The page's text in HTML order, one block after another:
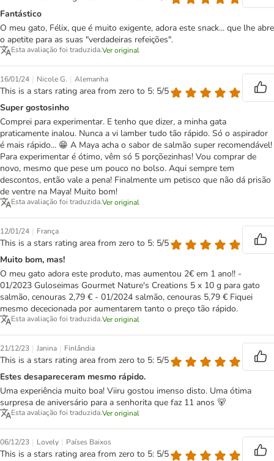
Fantástico
O meu gato, Félix, que é muito exigente, adora este snack... que lhe abre
o apetite para as suas "verdadeiras refeições".
Esta avaliação foi traduzida.Ver original
16/01/24 | Nicole G. | Alemanha
This is a stars rating area from zero to 5: 5/5
Super gostosinho
Comprei para experimentar. E tenho que dizer, a minha gata
praticamente inalou. Nunca a vi lamber tudo tão rápido. Só o aspirador
é mais rápido... 😁 A Maya acha o sabor de salmão super recomendável!
Para experimentar é ótimo, vêm só 5 porçõezinhas! Vou comprar de
novo, mesmo que pese um pouco no bolso. Aqui sempre tem
descontos, então vale a pena! Finalmente um petisco que não dá prisão
de ventre na Maya! Muito bom!
Esta avaliação foi traduzida.Ver original
12/01/24 | França
This is a stars rating area from zero to 5: 5/5
Muito bom, mas!
O meu gato adora este produto, mas aumentou 2€ em 1 ano!! -
01/2023 Guloseimas Gourmet Nature's Creations 5 x 10 g para gato
salmão, cenouras 2,79 € - 01/2024 salmão, cenouras 5,79 € Fiquei
mesmo dececionada por aumentarem tanto o preço tão rápido.
Esta avaliação foi traduzida.Ver original
21/12/23 | Janina | Finlândia
This is a stars rating area from zero to 5: 5/5
Estes desapareceram mesmo rápido.
Uma experiência muito boa! Viiru gostou imenso disto. Uma ótima
surpresa de aniversário para a senhorita que faz 11 anos 🐻
Esta avaliação foi traduzida.Ver original
06/12/23 | Lovely | Países Baixos
This is a stars rating area from zero to 5: 5/5